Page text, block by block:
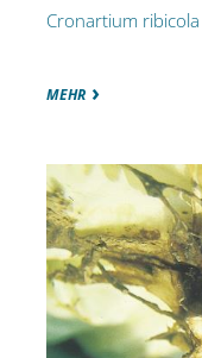
Cronartium ribicola
MEHR